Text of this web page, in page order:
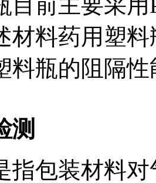
材料药用塑
料瓶的阻隔
测
指包装材料